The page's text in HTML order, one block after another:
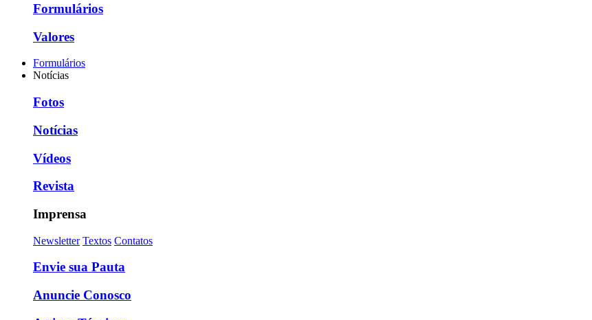
Formulários
Valores
Formulários
Notícias
Fotos
Notícias
Vídeos
Revista
Imprensa
Newsletter Textos Contatos
Envie sua Pauta
Anuncie Conosco